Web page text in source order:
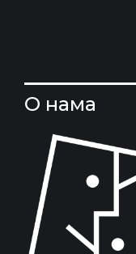
О нама